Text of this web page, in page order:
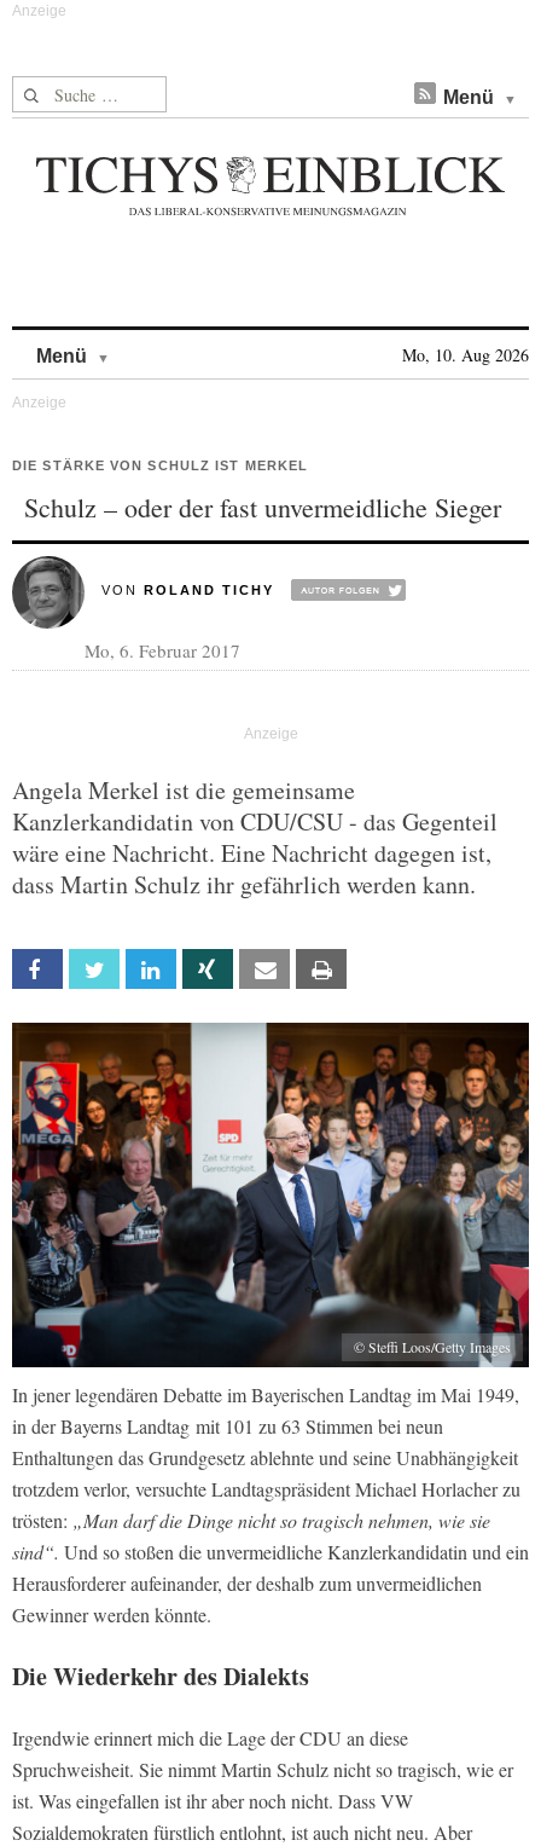
Suche nach: Menü
Menü Mo, 10. Aug 2026
DIE STÄRKE VON SCHULZ IST MERKEL
Schulz – oder der fast unvermeidliche Sieger
VON ROLAND TICHY
Mo, 6. Februar 2017
Angela Merkel ist die gemeinsame
Kanzlerkandidatin von CDU/CSU - das Gegenteil
wäre eine Nachricht. Eine Nachricht dagegen ist,
dass Martin Schulz ihr gefährlich werden kann.
Facebook Twitter Linkedin Xing Email
© Steffi Loos/Getty Images
In jener legendären Debatte im Bayerischen Landtag im Mai 1949,
in der Bayerns Landtag mit 101 zu 63 Stimmen bei neun
Enthaltungen das Grundgesetz ablehnte und seine Unabhängigkeit
trotzdem verlor, versuchte Landtagspräsident Michael Horlacher zu
trösten: „Man darf die Dinge nicht so tragisch nehmen, wie sie
sind“. Und so stoßen die unvermeidliche Kanzlerkandidatin und ein
Herausforderer aufeinander, der deshalb zum unvermeidlichen
Gewinner werden könnte.
Die Wiederkehr des Dialekts
Irgendwie erinnert mich die Lage der CDU an diese
Spruchweisheit. Sie nimmt Martin Schulz nicht so tragisch, wie er
ist. Was eingefallen ist ihr aber noch nicht. Dass VW
Sozialdemokraten fürstlich entlohnt, ist auch nicht neu. Aber